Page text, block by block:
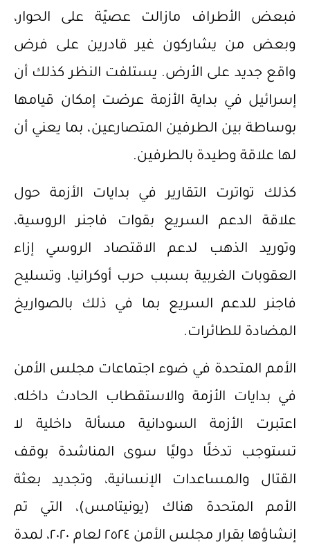
فبعض الأطراف مازالت عصيّة على الحوار،
وبعض من يشاركون غير قادرين على فرض
واقع جديد على الأرض. يستلفت النظر كذلك أن
إسرائيل في بداية الأزمة عرضت إمكان قيامها
بوساطة بين الطرفين المتصارعين، بما يعني أن
لها علاقة وطيدة بالطرفين.
كذلك تواترت التقارير في بدايات الأزمة حول
علاقة الدعم السريع بقوات فاجنر الروسية،
وتوريد الذهب لدعم الاقتصاد الروسي إزاء
العقوبات الغربية بسبب حرب أوكرانيا، وتسليح
فاجنر للدعم السريع بما في ذلك بالصواريخ
المضادة للطائرات.
الأمم المتحدة في ضوء اجتماعات مجلس الأمن
في بدايات الأزمة والاستقطاب الحادث داخله،
اعتبرت الأزمة السودانية مسألة داخلية لا
تستوجب تدخلًا دوليًا سوى المناشدة بوقف
القتال والمساعدات الإنسانية، وتجديد بعثة
الأمم المتحدة هناك (يونيتامس)، التي تم
إنشاؤها بقرار مجلس الأمن ٢٥٢٤ لعام ٢٠٢٠، لمدة